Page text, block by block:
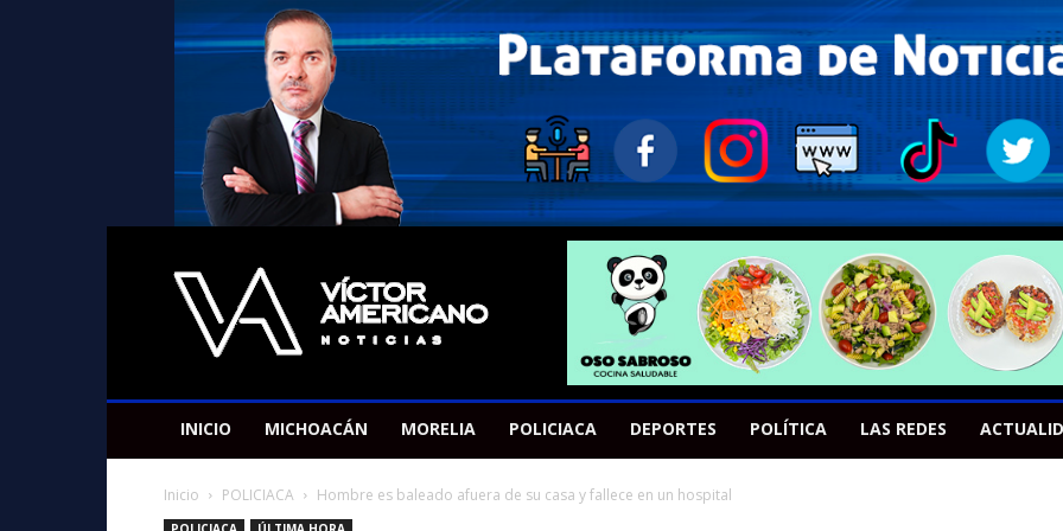
Americano
Victor
INICIO MICHOACÁN MORELIA POLICIACA DEPORTES POLÍTICA LAS REDES
Inicio POLICIACA Hombre es baleado afuera de su casa y fallece en un hospital